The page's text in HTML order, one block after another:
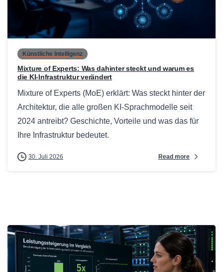
Künstliche Intelligenz
Mixture of Experts: Was dahinter steckt und warum es
die KI-Infrastruktur verändert
Mixture of Experts (MoE) erklärt: Was steckt hinter der
Architektur, die alle großen KI-Sprachmodelle seit
2024 antreibt? Geschichte, Vorteile und was das für
Ihre Infrastruktur bedeutet.
30. Juli 2026 Read more